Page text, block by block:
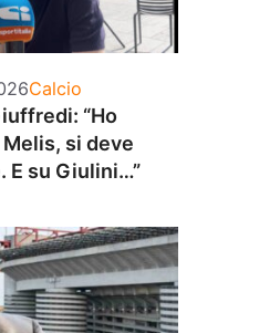
Categorie
Calcio
“Ho
si deve
E su Giulini…”